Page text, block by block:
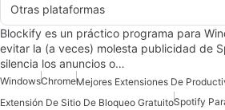
Otras plataformas
Blockify es un práctico programa para
evitar la (a veces) molesta publicidad de
silencia los anuncios o…
WindowsChrome
Extensión De Sitio De Bloqueo GratuitoSpotify